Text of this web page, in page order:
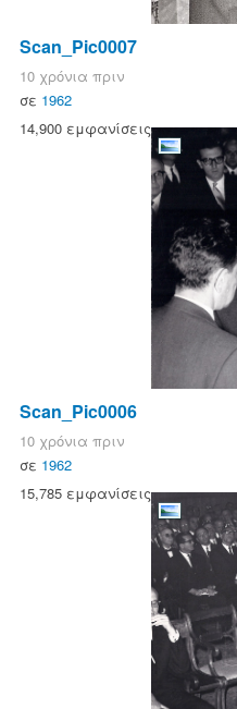
Scan_Pic0007
10 χρόνια πριν
σε 1962
14,900 εμφανίσεις
Scan_Pic0006
10 χρόνια πριν
σε 1962
15,785 εμφανίσεις